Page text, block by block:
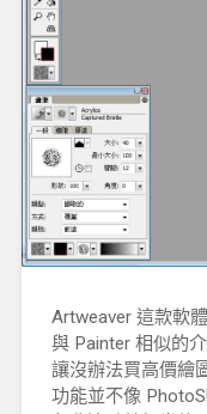
Artweaver 這款軟
與 Painter 相似的
讓沒辦法買高價繪
功能並不像